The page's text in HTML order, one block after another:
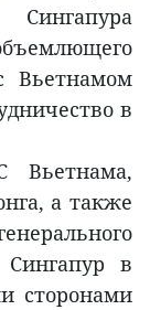
Сингапура
Вьетнамом
в
Вьетнама,
а также
в
сторонами